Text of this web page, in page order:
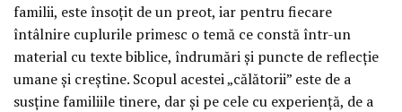
familii, este însoțit de un preot, iar pentru fiecare
întâlnire cuplurile primesc o temă ce constă într-un
material cu texte biblice, îndrumări și puncte de reflecție
umane și creștine. Scopul acestei „călătorii” este de a
susține familiile tinere, dar și pe cele cu experiență, de a